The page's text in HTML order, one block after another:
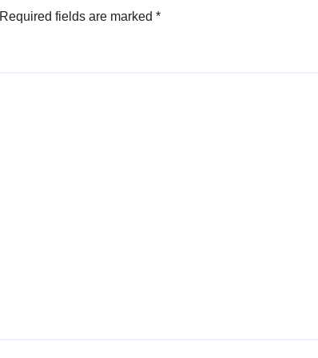
Required fields are marked *